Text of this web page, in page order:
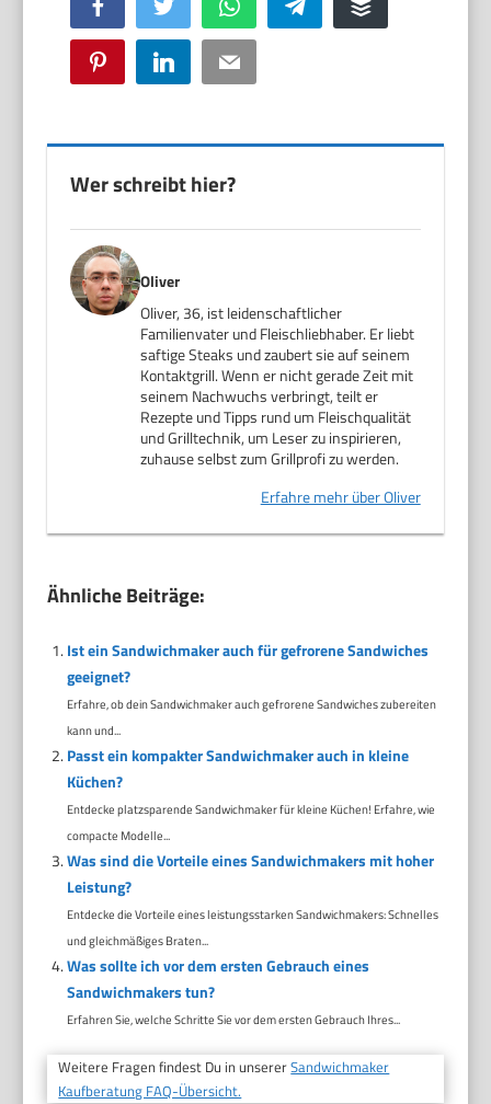
Facebook Twitter WhatsApp Telegram Buffer
Pinterest LinkedIn Email
Wer schreibt hier?
Oliver
Oliver, 36, ist leidenschaftlicher
Familienvater und Fleischliebhaber. Er liebt
saftige Steaks und zaubert sie auf seinem
Kontaktgrill. Wenn er nicht gerade Zeit mit
seinem Nachwuchs verbringt, teilt er
Rezepte und Tipps rund um Fleischqualität
und Grilltechnik, um Leser zu inspirieren,
zuhause selbst zum Grillprofi zu werden.
Erfahre mehr über Oliver
Ähnliche Beiträge:
Ist ein Sandwichmaker auch für gefrorene Sandwiches
geeignet?
Erfahre, ob dein Sandwichmaker auch gefrorene Sandwiches zubereiten
kann und...
Passt ein kompakter Sandwichmaker auch in kleine
Küchen?
Entdecke platzsparende Sandwichmaker für kleine Küchen! Erfahre, wie
compacte Modelle...
Was sind die Vorteile eines Sandwichmakers mit hoher
Leistung?
Entdecke die Vorteile eines leistungsstarken Sandwichmakers: Schnelles
und gleichmäßiges Braten...
Was sollte ich vor dem ersten Gebrauch eines
Sandwichmakers tun?
Erfahren Sie, welche Schritte Sie vor dem ersten Gebrauch Ihres...
Weitere Fragen findest Du in unsererSandwichmaker
Kaufberatung FAQ-Übersicht.